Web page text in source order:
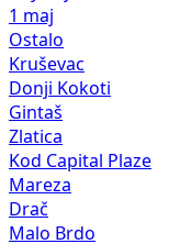
1 maj
Ostalo
Kruševac
Donji Kokoti
Gintaš
Zlatica
Kod Capital Plaze
Mareza
Drač
Malo Brdo